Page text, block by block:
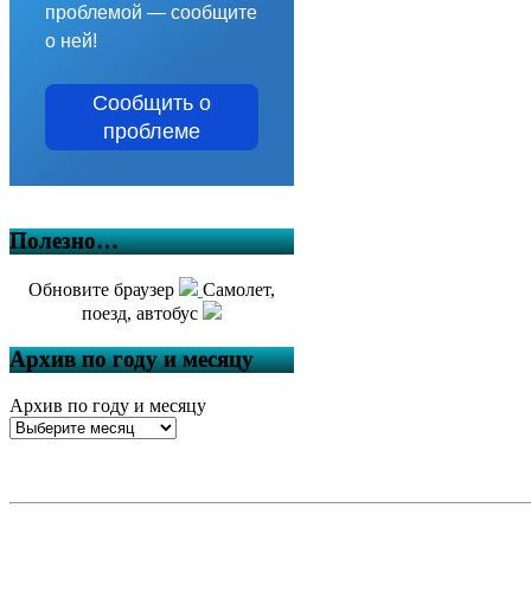
проблемой — сообщите
о ней!
Сообщить о
проблеме
Полезно…
Обновите браузер
Самолет,
поезд, автобус
Архив по году и месяцу
Архив по году и месяцу